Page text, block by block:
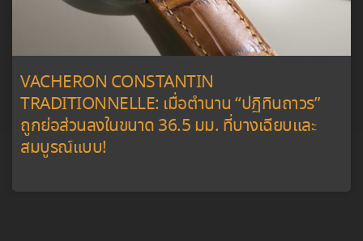
VACHERON CONSTANTIN
TRADITIONNELLE: เมื่อตำนาน “ปฏิทินถาวร”
ถูกย่อส่วนลงในขนาด 36.5 มม. ที่บางเฉียบและ
สมบูรณ์แบบ!